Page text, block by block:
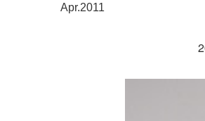
Apr 2011